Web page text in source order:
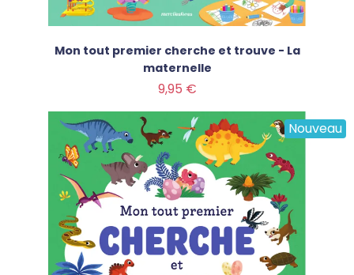
Mon tout premier cherche et trouve - La
maternelle
9,95 €
Nouveau